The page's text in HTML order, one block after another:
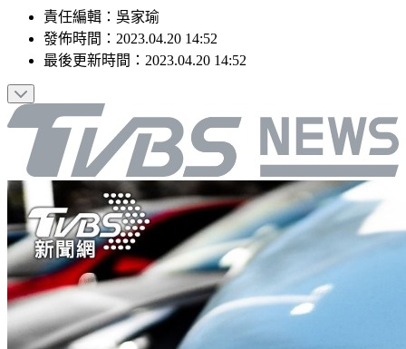
責任編輯 ： 吳家瑜
發佈時間： 2023.04.20 14:52
最後更新時間： 2023.04.20 14:52